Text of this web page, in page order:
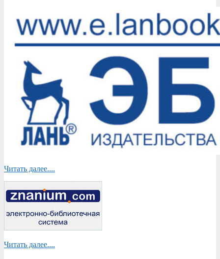
Читать далее....
Читать далее....